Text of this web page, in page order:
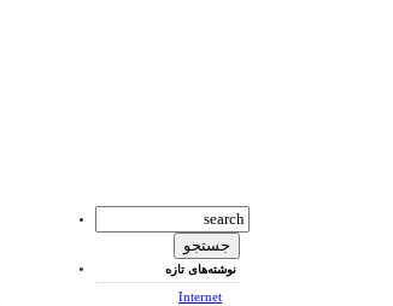
نوشته‌های تازه
Internet